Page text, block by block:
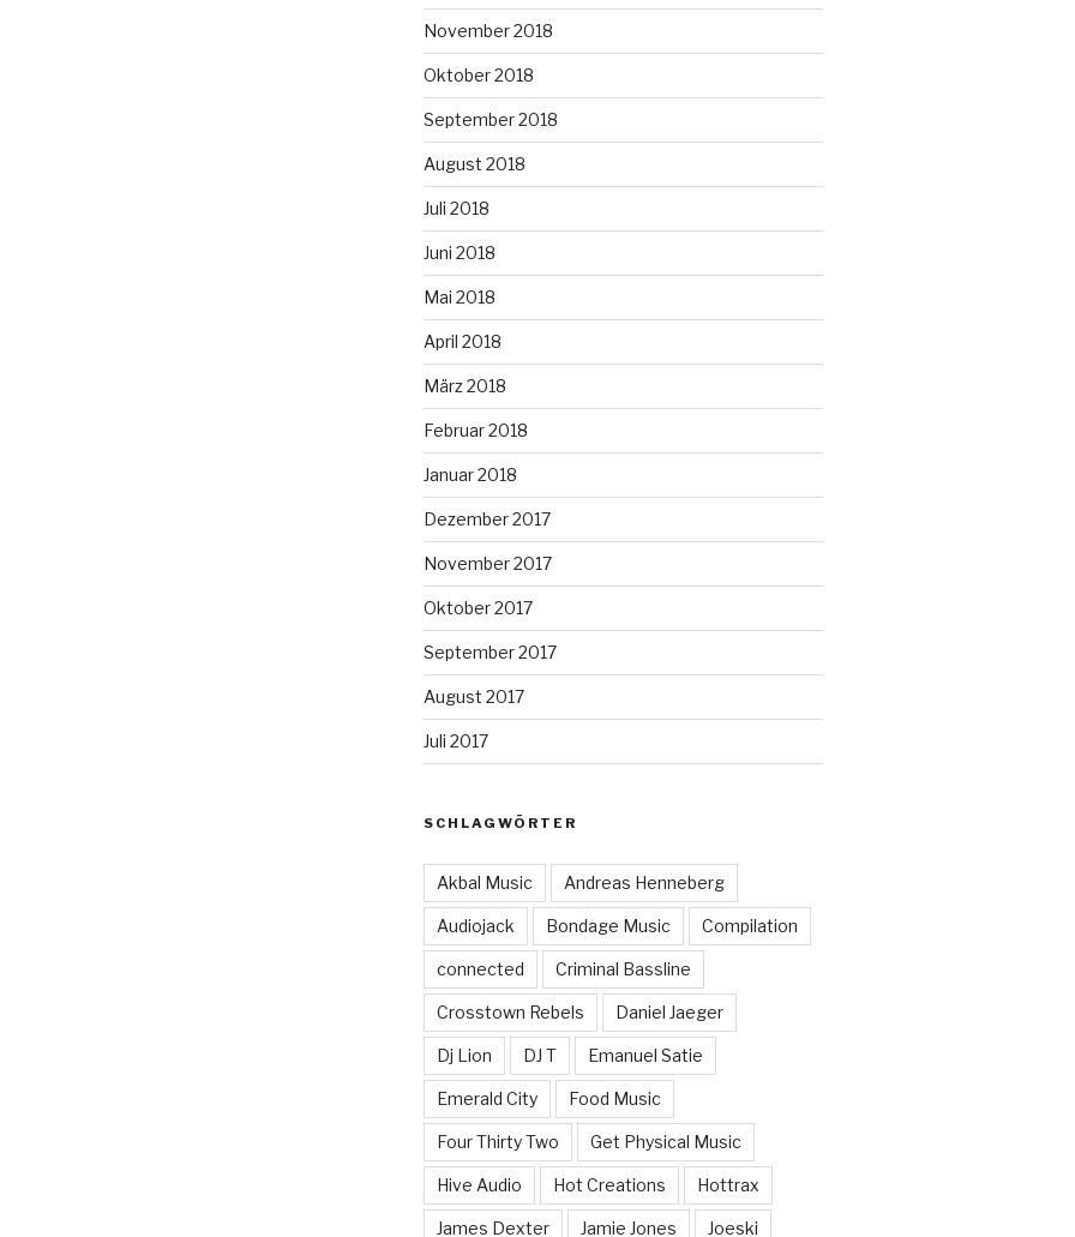
November 2018
Oktober 2018
September 2018
August 2018
Juli 2018
Juni 2018
Mai 2018
April 2018
März 2018
Februar 2018
Januar 2018
Dezember 2017
November 2017
Oktober 2017
September 2017
August 2017
Juli 2017
SCHLAGWÖRTER
Akbal Music Andreas Henneberg
Audiojack Bondage Music Compilation
connected Criminal Bassline
Crosstown Rebels Daniel Jaeger
Dj Lion DJ T Emanuel Satie
Emerald City Food Music
Four Thirty Two Get Physical Music
Hive Audio Hot Creations Hottrax
James Dexter Jamie Jones Joeski